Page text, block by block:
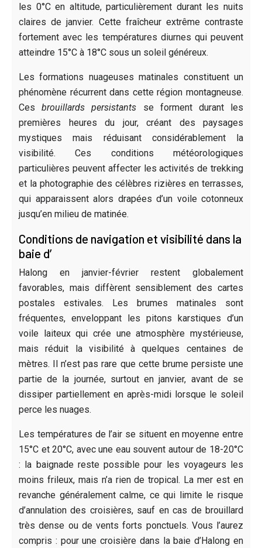
les 0°C en altitude, particulièrement durant les nuits
claires de janvier. Cette fraîcheur extrême contraste
fortement avec les températures diurnes qui peuvent
atteindre 15°C à 18°C sous un soleil généreux.
Les formations nuageuses matinales constituent un
phénomène récurrent dans cette région montagneuse.
Cesbrouillards persistants se forment durant les
premières heures du jour, créant des paysages
mystiques mais réduisant considérablement la
visibilité. Ces conditions météorologiques
particulières peuvent affecter les activités de trekking
et la photographie des célèbres rizières en terrasses,
qui apparaissent alors drapées d’un voile cotonneux
jusqu’en milieu de matinée.
Conditions de navigation et visibilité dans la
baie d’
Halong en janvier-février restent globalement
favorables, mais diffèrent sensiblement des cartes
postales estivales. Les brumes matinales sont
fréquentes, enveloppant les pitons karstiques d’un
voile laiteux qui crée une atmosphère mystérieuse,
mais réduit la visibilité à quelques centaines de
mètres. Il n’est pas rare que cette brume persiste une
partie de la journée, surtout en janvier, avant de se
dissiper partiellement en après-midi lorsque le soleil
perce les nuages.
Les températures de l’air se situent en moyenne entre
15°C et 20°C, avec une eau souvent autour de 18-20°C
: la baignade reste possible pour les voyageurs les
moins frileux, mais n’a rien de tropical. La mer est en
revanche généralement calme, ce qui limite le risque
d’annulation des croisières, sauf en cas de brouillard
très dense ou de vents forts ponctuels. Vous l’aurez
compris : pour une croisière dans la baie d’Halong en